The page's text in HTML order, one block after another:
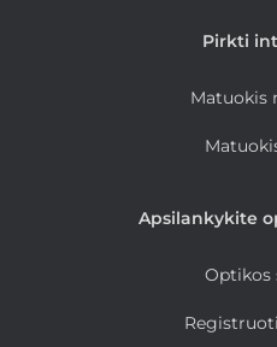
Pirkti
Matuokis
Apsilankykite
Optikos